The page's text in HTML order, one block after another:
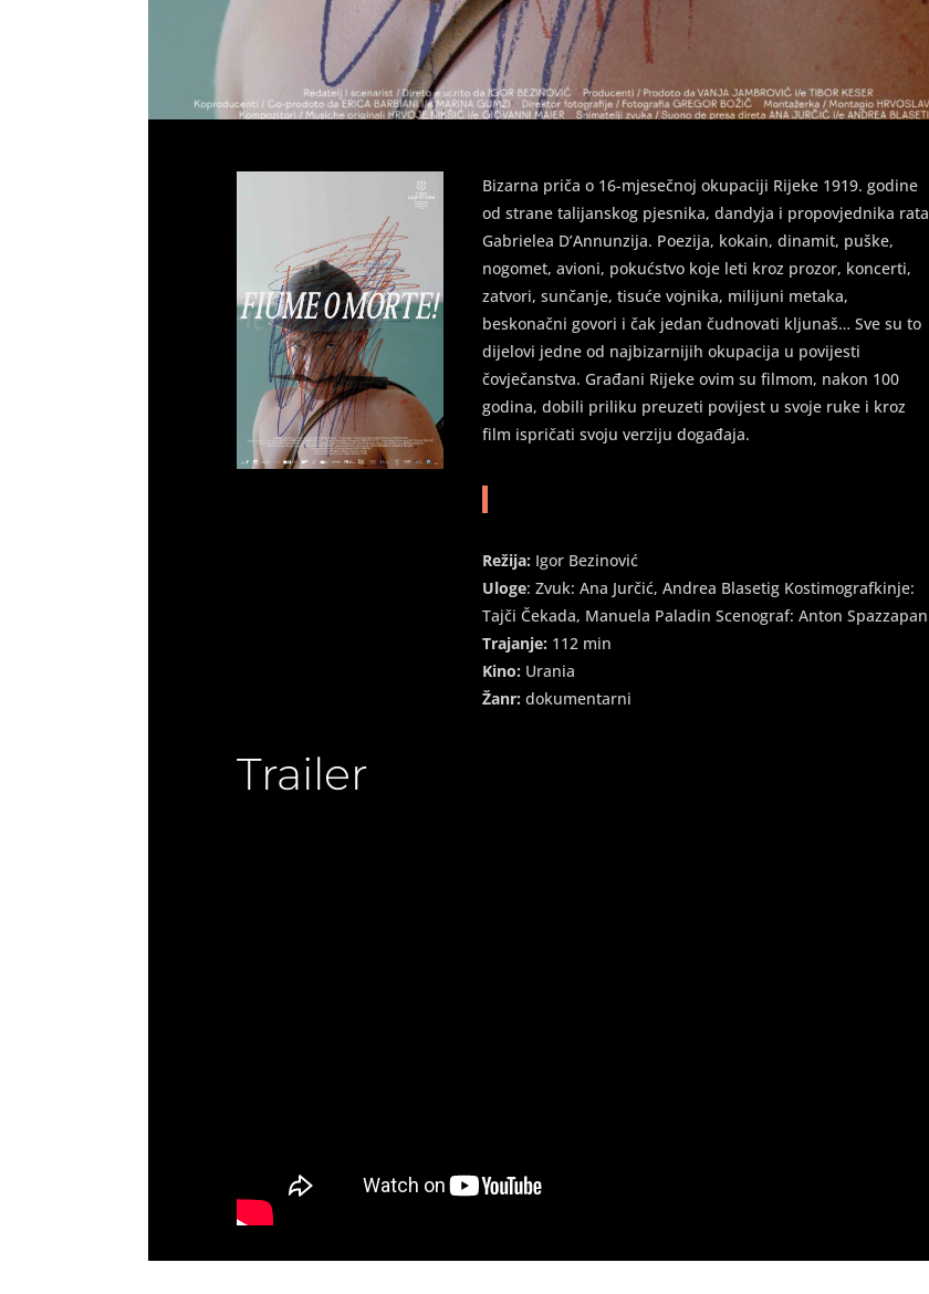
Bizarna priča o 16-mjesečnoj okupaciji Rijeke 1919. godine
od strane talijanskog pjesnika, dandyja i propovjednika rata
Gabrielea D’Annunzija. Poezija, kokain, dinamit, puške,
nogomet, avioni, pokućstvo koje leti kroz prozor, koncerti,
zatvori, sunčanje, tisuće vojnika, milijuni metaka,
beskonačni govori i čak jedan čudnovati kljunaš… Sve su to
dijelovi jedne od najbizarnijih okupacija u povijesti
čovječanstva. Građani Rijeke ovim su filmom, nakon 100
godina, dobili priliku preuzeti povijest u svoje ruke i kroz
film ispričati svoju verziju događaja.
Režija: Igor Bezinović
Uloge: Zvuk: Ana Jurčić, Andrea Blasetig Kostimografkinje:
Tajči Čekada, Manuela Paladin Scenograf: Anton Spazzapan
Trajanje: 112 min
Kino: Urania
Žanr: dokumentarni
Trailer